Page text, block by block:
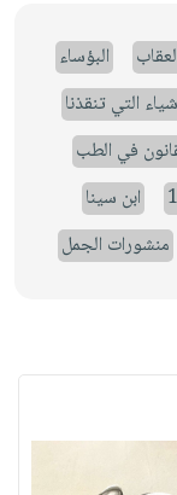
البؤساء
التي تنقذنا
في الطب
ابن سينا
منشورات الجمل